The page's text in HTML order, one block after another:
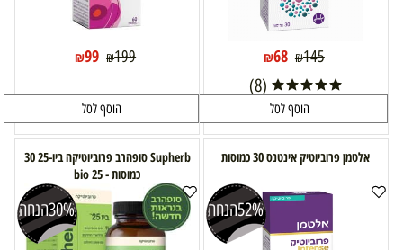
₪145
₪68
(8)
הוסף לסל
₪199
₪99
הוסף לסל
אלטמן פרוביוטיק אינטנס 30 כמוסות
52%הנחה
Supherb סופהרב פרוביוטיקה ביו-25 30
כמוסות - bio 25
30%הנחה